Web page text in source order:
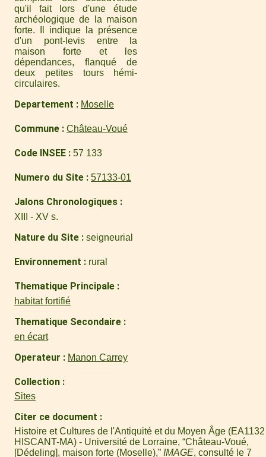
qu'il fait lors d'une étude
archéologique de la maison
forte. Il indique la présence
d'un pont-levis entre la
maison forte et les
dépendances, flanqué de
deux petites tours hémi-
circulaires.
Departement Moselle
Commune Château-Voué
Code INSEE 57 133
Numero du Site 57133-01
Jalons Chronologiques
XIII - XV s.
Nature du Site seigneurial
Environnement rural
Thematique Principale
habitat fortifié
Thematique Secondaire
en écart
Operateur Manon Carrey
Collection
Sites
Citer ce document
Histoire et Cultures de l'Antiquité et du Moyen Âge (EA1132
HISCANT-MA) - Université de Lorraine, “Château-Voué,
[Dédeling], maison forte (Moselle),” IMAGE, consulté le 7